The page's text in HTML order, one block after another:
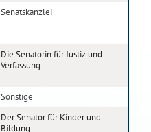
Senatskanzlei
Die Senatorin für Justiz und
Verfassung
Sonstige
Der Senator für Kinder und
Bildung